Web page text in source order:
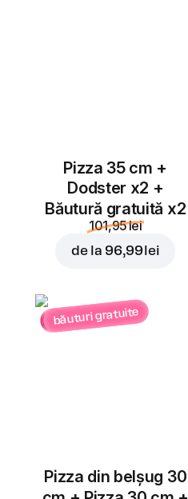
Pizza 35 cm +
Dodster x2 +
Băutură gratuită x2
101,95 lei
de la 96,99 lei
băuturi gratuite
Pizza din belșug 30